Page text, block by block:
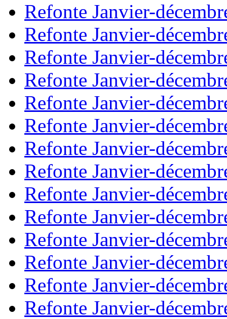
Refonte Janvier-
Refonte Janvier-
Refonte Janvier-
Refonte Janvier-
Refonte Janvier-
Refonte Janvier-
Refonte Janvier-
Refonte Janvier-
Refonte Janvier-
Refonte Janvier-
Refonte Janvier-
Refonte Janvier-
Refonte Janvier-
Refonte Janvier-